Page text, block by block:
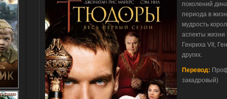
поколений
периода в
мудрость
аспекты жизни
Генриха VII,
других.
Перевод:
закадровый)